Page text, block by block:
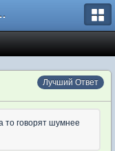
ReefCentral.ru
Лучший Ответ
то говорят шумнее